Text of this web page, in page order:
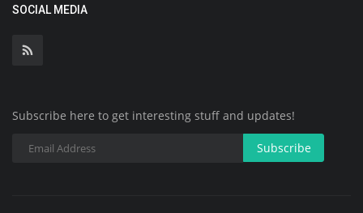
SOCIAL MEDIA
Subscribe here to get interesting stuff and updates!
Subscribe